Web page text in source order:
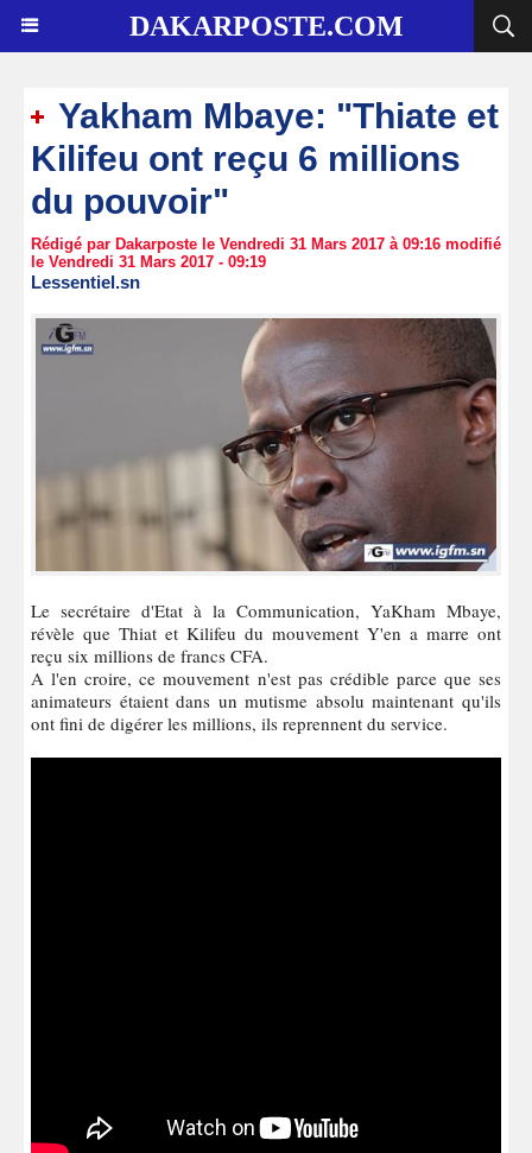
DAKARPOSTE.COM
Yakham Mbaye: "Thiate et
Kilifeu ont reçu 6 millions
du pouvoir"
Rédigé par Dakarposte le Vendredi 31 Mars 2017 à 09:16 modifié
le Vendredi 31 Mars 2017 - 09:19
Lessentiel.sn
Le secrétaire d'Etat à la Communication, YaKham Mbaye,
révèle que Thiat et Kilifeu du mouvement Y'en a marre ont
reçu six millions de francs CFA.
A l'en croire, ce mouvement n'est pas crédible parce que ses
animateurs étaient dans un mutisme absolu maintenant qu'ils
ont fini de digérer les millions, ils reprennent du service.